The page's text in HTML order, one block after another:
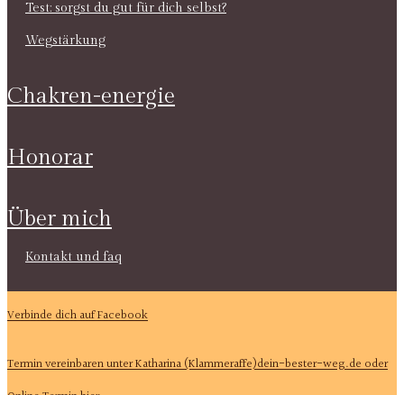
test: sorgst du gut für dich selbst?
wegstärkung
chakren-energie
honorar
über mich
kontakt und faq
Verbinde dich auf Facebook
Termin vereinbaren unter Katharina (Klammeraffe)dein-bester-weg.de oder